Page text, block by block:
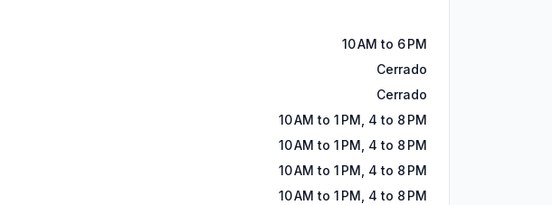
10 AM to 6 PM
Cerrado
Cerrado
10 AM to 1 PM, 4 to 8 PM
10 AM to 1 PM, 4 to 8 PM
10 AM to 1 PM, 4 to 8 PM
10 AM to 1 PM, 4 to 8 PM